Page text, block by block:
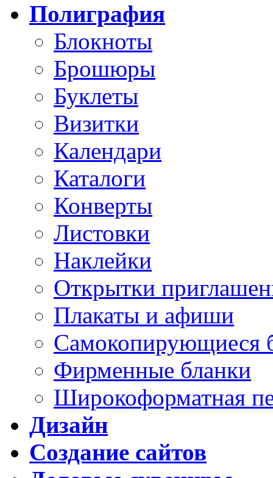
Полиграфия
Блокноты
Брошюры
Буклеты
Визитки
Календари
Каталоги
Конверты
Листовки
Наклейки
Открытки
Плакаты и афиши
Самокопирующиеся
Фирменные бланки
Широкоформатная
Дизайн
Создание сайтов